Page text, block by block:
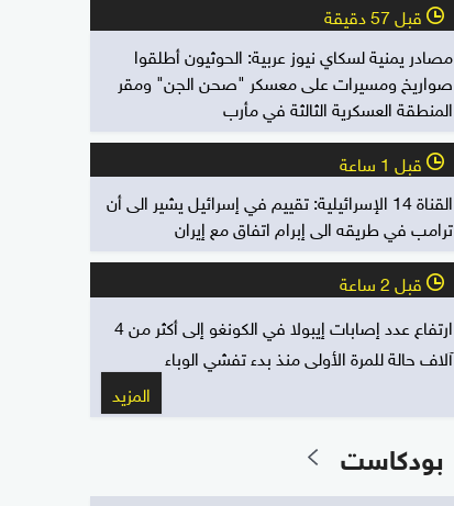
l قبل 57 دقيقة
مصادر يمنية لسكاي نيوز عربية: الحوثيون أطلقوا
صواريخ ومسيرات على معسكر "صحن الجن" ومقر
المنطقة العسكرية الثالثة في مأرب
l قبل 1 ساعة
القناة 14 الإسرائيلية: تقييم في إسرائيل يشير الى أن
ترامب في طريقه الى إبرام اتفاق مع إيران
l قبل 2 ساعة
ارتفاع عدد إصابات إيبولا في الكونغو إلى أكثر من 4
آلاف حالة للمرة الأولى منذ بدء تفشي الوباء
المزيد
بودكاست